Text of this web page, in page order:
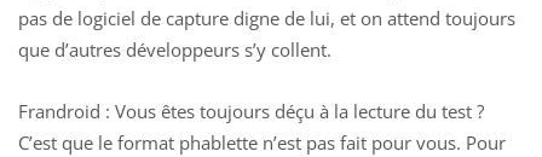
pas de logiciel de capture digne de lui, et on attend toujours
que d’autres développeurs s’y collent.
Frandroid : Vous êtes toujours déçu à la lecture du test ?
C’est que le format phablette n’est pas fait pour vous. Pour